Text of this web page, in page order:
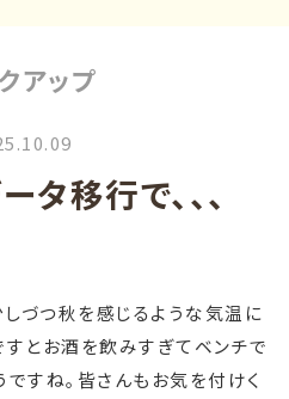
アップ
移行で、、、
づつ秋を感じるような気温に
すとお酒を飲みすぎてベンチで
すね。皆さんもお気を付けく